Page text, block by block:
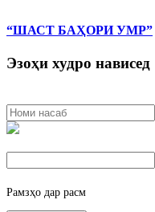
“ШАСТ БАҲОРИ УМР”
Эзоҳи худро нависед
Рамзҳо дар расм